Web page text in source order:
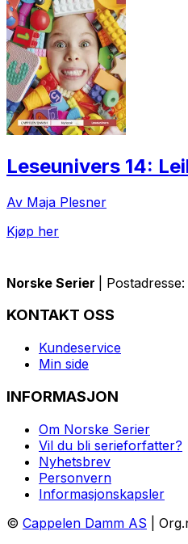
Leseunivers 14:
Av Maja Plesner
Kjøp her
Norske Serier |
KONTAKT OSS
Kundeservice
Min side
INFORMASJON
Om Norske Serier
Vil du bli serieforfatter?
Nyhetsbrev
Personvern
Informasjonskapsler
© Cappelen Damm AS |